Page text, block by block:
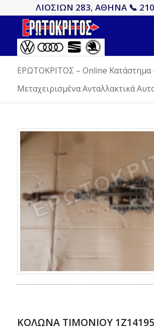
ΛΙΟΣΙΩΝ 283, ΑΘΗΝΑ 📞
ΕΡΩΤΟΚΡΙΤΟΣ – Online Κατάστημα
Μεταχειρισμένα Ανταλλακτικά
ΚΟΛΩΝΑ ΤΙΜΟΝΙΟΥ